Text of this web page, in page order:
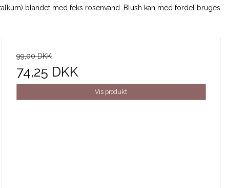
blandet med feks rosenvand. Blush kan med fordel bruges
99,00 DKK
74,25 DKK
Vis produkt